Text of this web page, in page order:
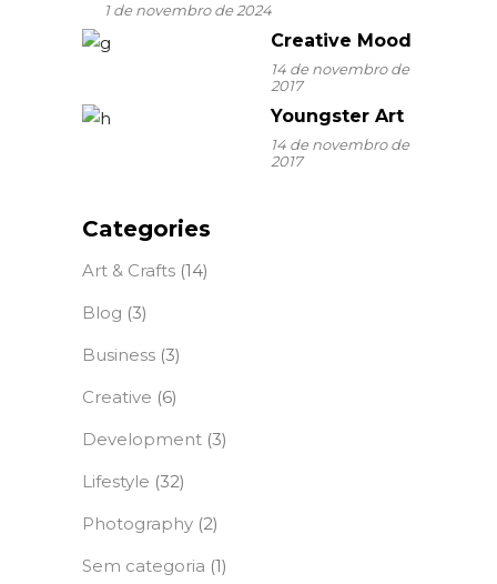
1 de novembro de 2024
Creative Mood
14 de novembro de
2017
Youngster Art
14 de novembro de
2017
Categories
Art & Crafts (14)
Blog (3)
Business (3)
Creative (6)
Development (3)
Lifestyle (32)
Photography (2)
Sem categoria (1)